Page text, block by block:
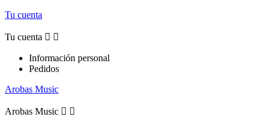
Tu cuenta
Tu cuenta  
Información personal
Pedidos
Arobas Music
Arobas Music  